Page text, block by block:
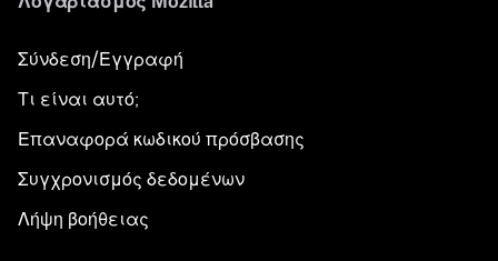
Σύνδεση/Εγγραφή
Τι είναι αυτό;
Επαναφορά κωδικού πρόσβασης
Συγχρονισμός δεδομένων
Λήψη βοήθειας